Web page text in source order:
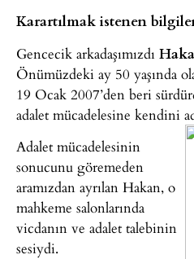
Karartılmak istenen
Gencecik arkadaşımızdı
Önümüzdeki ay 50 yaşında
19 Ocak 2007’den beri
adalet mücadelesine kendini
Adalet mücadelesinin
sonucunu göremeden
aramızdan ayrılan Hakan, o
mahkeme salonlarında
vicdanın ve adalet talebinin
sesiydi.